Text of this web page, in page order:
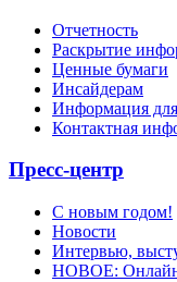
Отчетность
Раскрытие
Ценные бумаги
Инсайдерам
Информация
Контактная
Пресс-центр
С новым годом!
Новости
Интервью,
НОВОЕ: